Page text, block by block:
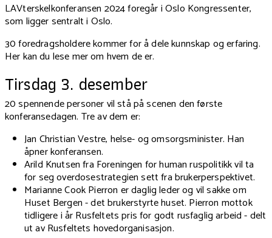
LAVterskelkonferansen 2024 foregår i Oslo Kongressenter,
som ligger sentralt i Oslo.
30 foredragsholdere kommer for å dele kunnskap og erfaring.
Her kan du lese mer om hvem de er.
Tirsdag 3. desember
20 spennende personer vil stå på scenen den første
konferansedagen. Tre av dem er:
Jan Christian Vestre, helse- og omsorgsminister. Han
åpner konferansen.
Arild Knutsenfra Foreningen for human ruspolitikk vilta
for seg overdosestrategien sett fra brukerperspektivet.
Marianne Cook Pierron er daglig leder og vil sakke om
Huset Bergen - det brukerstyrte huset. Pierron mottok
tidligere i år Rusfeltets pris for godt rusfaglig arbeid- delt
ut av Rusfeltets hovedorganisasjon.